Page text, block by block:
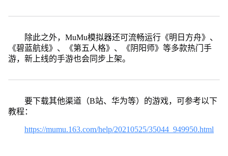
除此之外，MuMu模拟器还可流畅运行《明日方舟》、
《碧蓝航线》、《第五人格》、《阴阳师》等多款热门手
游，新上线的手游也会同步上架。
要下载其他渠道（B站、华为等）的游戏，可参考以下
教程：
https://mumu.163.com/help/20210525/35044_949950.html